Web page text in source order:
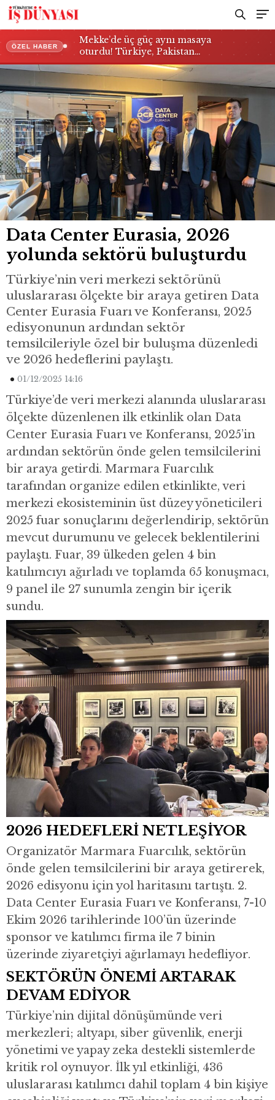
ÖZEL HABER
Mekke’de üç güç aynı masaya
oturdu! Türkiye, Pakistan…
Data Center Eurasia, 2026
yolunda sektörü buluşturdu
Türkiye’nin veri merkezi sektörünü
uluslararası ölçekte bir araya getiren Data
Center Eurasia Fuarı ve Konferansı, 2025
edisyonunun ardından sektör
temsilcileriyle özel bir buluşma düzenledi
ve 2026 hedeflerini paylaştı.
01/12/2025 14:16
Türkiye’de veri merkezi alanında uluslararası
ölçekte düzenlenen ilk etkinlik olan Data
Center Eurasia Fuarı ve Konferansı, 2025’in
ardından sektörün önde gelen temsilcilerini
bir araya getirdi. Marmara Fuarcılık
tarafından organize edilen etkinlikte, veri
merkezi ekosisteminin üst düzey yöneticileri
2025 fuar sonuçlarını değerlendirip, sektörün
mevcut durumunu ve gelecek beklentilerini
paylaştı. Fuar, 39 ülkeden gelen 4 bin
katılımcıyı ağırladı ve toplamda 65 konuşmacı,
9 panel ile 27 sunumla zengin bir içerik
sundu.
2026 HEDEFLERİ NETLEŞİYOR
Organizatör Marmara Fuarcılık, sektörün
önde gelen temsilcilerini bir araya getirerek,
2026 edisyonu için yol haritasını tartıştı. 2.
Data Center Eurasia Fuarı ve Konferansı, 7-10
Ekim 2026 tarihlerinde 100’ün üzerinde
sponsor ve katılımcı firma ile 7 binin
üzerinde ziyaretçiyi ağırlamayı hedefliyor.
SEKTÖRÜN ÖNEMİ ARTARAK
DEVAM EDİYOR
Türkiye’nin dijital dönüşümünde veri
merkezleri; altyapı, siber güvenlik, enerji
yönetimi ve yapay zeka destekli sistemlerde
kritik rol oynuyor. İlk yıl etkinliği, 436
uluslararası katılımcı dahil toplam 4 bin kişiye